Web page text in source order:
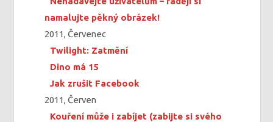
namalujte pěkný obrázek!
2011, Červenec
Twilight: Zatmění
Dino má 15
Jak zrušit Facebook
2011, Červen
Kouření může i zabíjet (zabijte si svého